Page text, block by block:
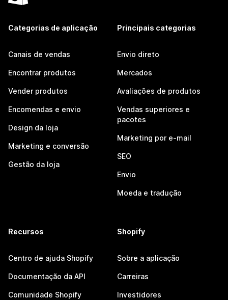
Categorias de aplicação
Canais de vendas
Encontrar produtos
Vender produtos
Encomendas e envio
Design da loja
Marketing e conversão
Gestão da loja
Principais categorias
Envio direto
Mercados
Avaliações de produtos
Vendas superiores e
pacotes
Marketing por e-mail
SEO
Envio
Moeda e tradução
Recursos
Centro de ajuda Shopify
Documentação da API
Comunidade Shopify
Shopify
Sobre a aplicação
Carreiras
Investidores